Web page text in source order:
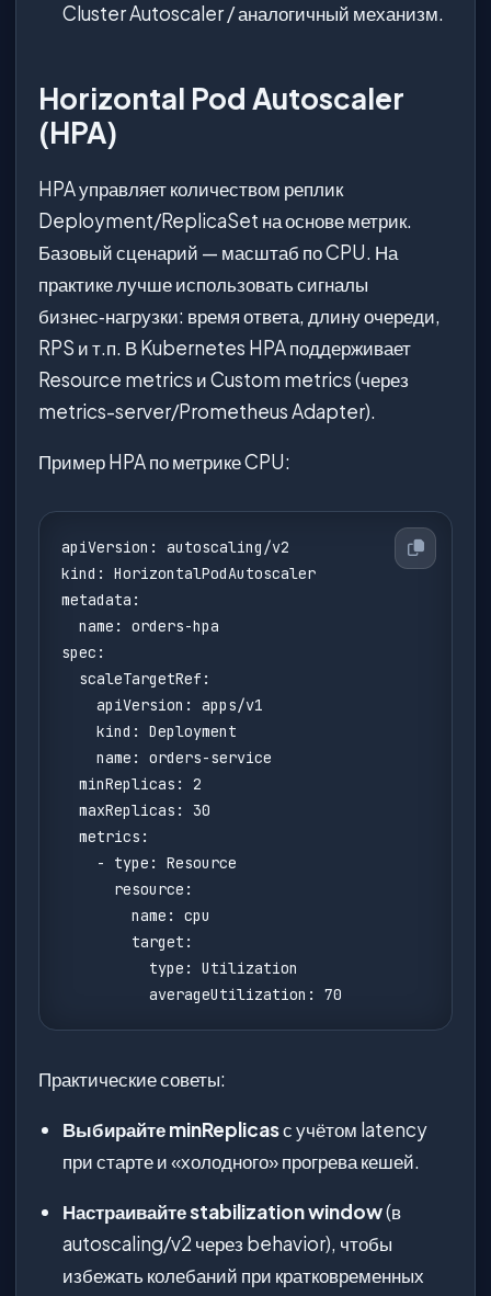
Cluster Autoscaler / аналогичный механизм.
Horizontal Pod Autoscaler
(HPA)
HPA управляет количеством реплик
Deployment/ReplicaSet на основе метрик.
Базовый сценарий — масштаб по CPU. На
практике лучше использовать сигналы
бизнес‑нагрузки: время ответа, длину очереди,
RPS и т.п. В Kubernetes HPA поддерживает
Resource metrics и Custom metrics (через
metrics-server/Prometheus Adapter).
Пример HPA по метрике CPU:
apiVersion: autoscaling/v2
kind: HorizontalPodAutoscaler
metadata:
  name: orders-hpa
spec:
  scaleTargetRef:
    apiVersion: apps/v1
    kind: Deployment
    name: orders-service
  minReplicas: 2
  maxReplicas: 30
  metrics:
    - type: Resource
      resource:
        name: cpu
        target:
          type: Utilization
          averageUtilization: 70
Практические советы:
Выбирайте minReplicasс учётом latency
при старте и «холодного» прогрева кешей.
Настраивайте stabilization window(в
autoscaling/v2 через behavior), чтобы
избежать колебаний при кратковременных